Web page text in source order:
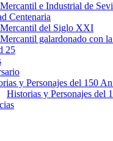
e Industrial de
Centenaria
del Siglo XXI
galardonado con
25
y Personajes del 150
Historias y Personajes del